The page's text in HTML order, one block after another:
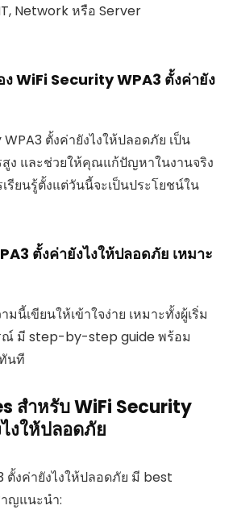
Network หรือ Server
ง WiFi Security WPA3 ตั้งค่ายัง
WPA3 ตั้งค่ายังไงให้ปลอดภัย เป็น
ง และช่วยให้คุณแก้ปัญหาในงานจริง
รียนรู้ตั้งแต่วันนี้จะเป็นประโยชน์ใน
ตั้งค่ายังไงให้ปลอดภัย เหมาะ
นี้เขียนให้เข้าใจง่าย เหมาะทั้งผู้เริ่ม
ณ์ มี step-by-step guide พร้อม
นที
สำหรับ WiFi Security
งให้ปลอดภัย
ตั้งค่ายังไงให้ปลอดภัย มี best
ญแนะนำ: